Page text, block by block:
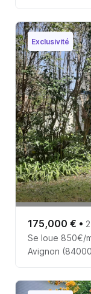
Exclusivité
175,000 € •
Se loue 850€/
Avignon